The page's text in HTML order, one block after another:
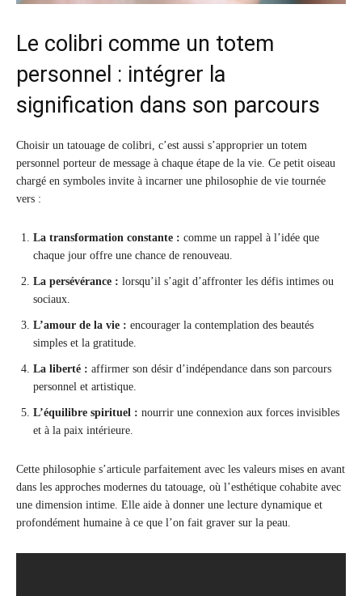
Le colibri comme un totem
personnel : intégrer la
signification dans son parcours
Choisir un tatouage de colibri, c’est aussi s’approprier un totem
personnel porteur de message à chaque étape de la vie. Ce petit oiseau
chargé en symboles invite à incarner une philosophie de vie tournée
vers :
La transformation constante : comme un rappel à l’idée que
chaque jour offre une chance de renouveau.
La persévérance : lorsqu’il s’agit d’affronter les défis intimes ou
sociaux.
L’amour de la vie : encourager la contemplation des beautés
simples et la gratitude.
La liberté : affirmer son désir d’indépendance dans son parcours
personnel et artistique.
L’équilibre spirituel : nourrir une connexion aux forces invisibles
et à la paix intérieure.
Cette philosophie s’articule parfaitement avec les valeurs mises en avant
dans les approches modernes du tatouage, où l’esthétique cohabite avec
une dimension intime. Elle aide à donner une lecture dynamique et
profondément humaine à ce que l’on fait graver sur la peau.